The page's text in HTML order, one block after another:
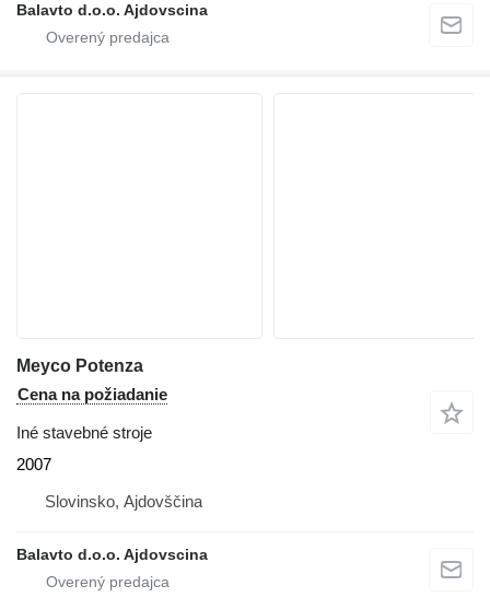
Balavto d.o.o. Ajdovscina
Meyco Potenza
Cena na požiadanie
Iné stavebné stroje
2007
Slovinsko, Ajdovščina
Balavto d.o.o. Ajdovscina